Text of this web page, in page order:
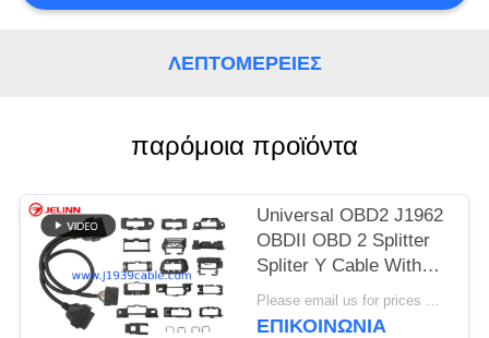
ΖΗΤΉΣΤΕ
SITEMAP
PRIVACY
POLICY
ΛΕΠΤΟΜΈΡΕΙΕΣ
παρόμοια προϊόντα
Universal OBD2 J1962
OBDII OBD 2 Splitter
Spliter Y Cable With
Multi Mounting
Brackets for All Car
Please email us for prices MOQ:100 τεμάχια
ΕΠΙΚΟΙΝΩΝΊΑ